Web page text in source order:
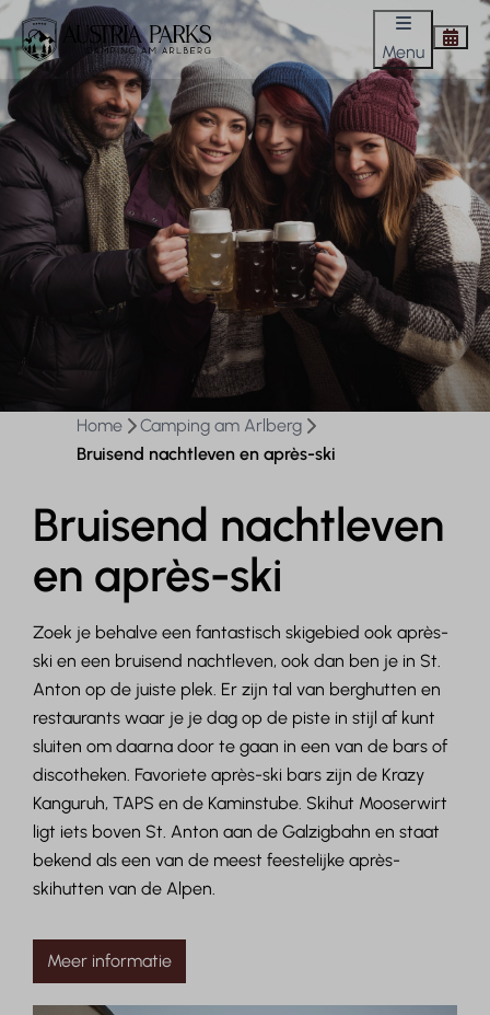
Menu
Home
Camping am Arlberg
Bruisend nachtleven en après-ski
Bruisend nachtleven
en après-ski
Zoek je behalve een fantastisch skigebied ook après-
ski en een bruisend nachtleven, ook dan ben je in St.
Anton op de juiste plek. Er zijn tal van berghutten en
restaurants waar je je dag op de piste in stijl af kunt
sluiten om daarna door te gaan in een van de bars of
discotheken. Favoriete après-ski bars zijn de Krazy
Kanguruh, TAPS en de Kaminstube. Skihut Mooserwirt
ligt iets boven St. Anton aan de Galzigbahn en staat
bekend als een van de meest feestelijke après-
skihutten van de Alpen.
Meer informatie